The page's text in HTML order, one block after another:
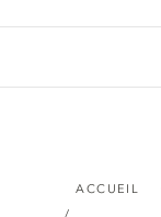
ACCUEIL